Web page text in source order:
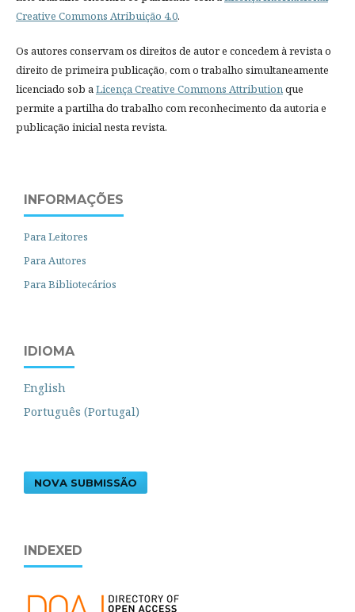
Creative Commons Atribuição 4.0.
Os autores conservam os direitos de autor e concedem à revista o
direito de primeira publicação, com o trabalho simultaneamente
licenciado sob aLicença Creative Commons Attributionque
permite a partilha do trabalho com reconhecimento da autoria e
publicação inicial nesta revista.
INFORMAÇÕES
Para Leitores
Para Autores
Para Bibliotecários
IDIOMA
English
Português (Portugal)
NOVA SUBMISSÃO
INDEXED